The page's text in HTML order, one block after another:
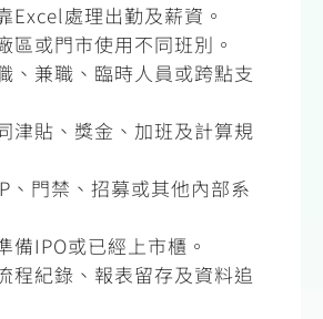
Excel處理出勤及薪資。
區或門市使用不同班別。
、兼職、臨時人員或跨點支
津貼、獎金、加班及計算規
、門禁、招募或其他內部系
備IPO或已經上市櫃。
程紀錄、報表留存及資料追